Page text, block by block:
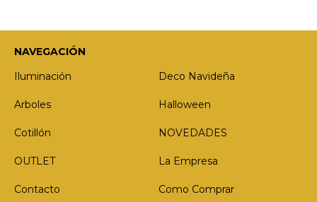
NAVEGACIÓN
Iluminación
Deco Navideña
Arboles Halloween
Cotillón NOVEDADES
OUTLET La Empresa
Contacto Como Comprar